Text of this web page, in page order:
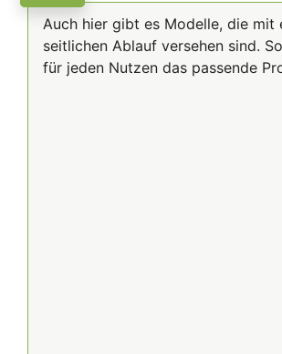
Auch hier gibt es Modelle, die mit
seitlichen Ablauf versehen sind.
für jeden Nutzen das passende